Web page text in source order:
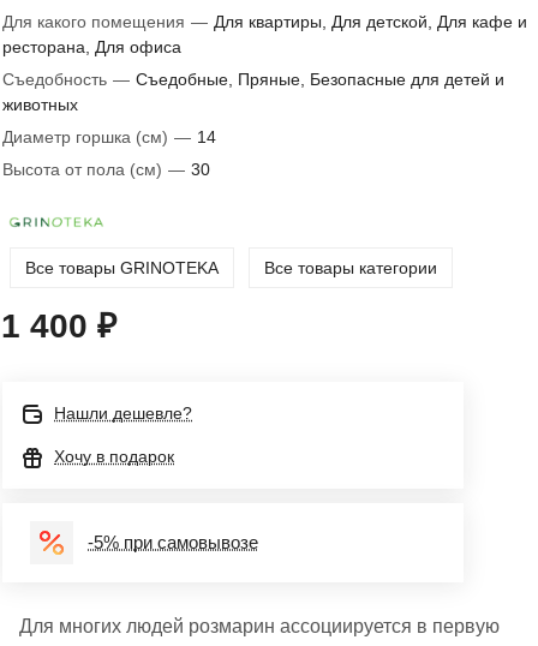
Для какого помещения — Для квартиры, Для детской, Для кафе и
ресторана, Для офиса
Съедобность — Съедобные, Пряные, Безопасные для детей и
животных
Диаметр горшка (см) — 14
Высота от пола (см) — 30
Все товары GRINOTEKA Все товары категории
1 400 ₽
Нашли дешевле?
Хочу в подарок
-5% при самовывозе
Для многих людей розмарин ассоциируется в первую